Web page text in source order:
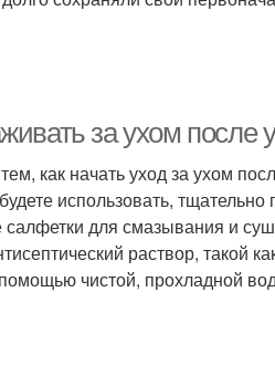
за ухом после
как начать уход за ухом
использовать,
для смазывания и
раствор, такой
чистой, прохладной